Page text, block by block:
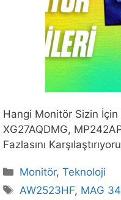
Hangi Monitör Sizin İçin
XG27AQDMG,
Fazlasını
Kategoriler
Monitör,Teknoloji
Etiketler
AW2523HF, MAG